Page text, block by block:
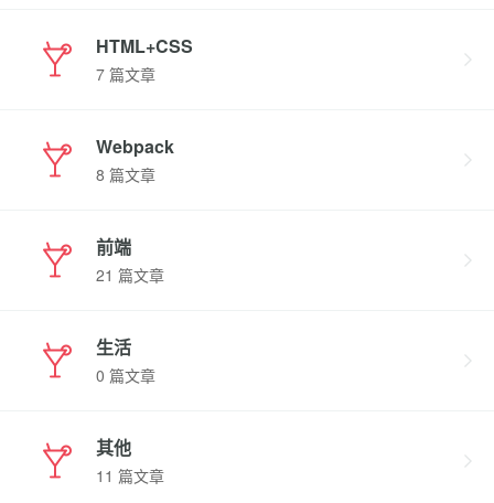
HTML+CSS
7 篇文章
Webpack
8 篇文章
前端
21 篇文章
生活
0 篇文章
其他
11 篇文章